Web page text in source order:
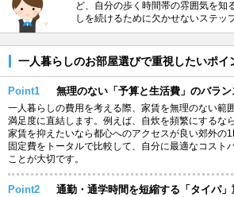
ど、自分の歩く時間帯の雰囲気を知
しを続けるために欠かせないステッ
一人暮らしのお部屋選びで重視したいポイ
Point1 無理のない「予算と生活費」のバラン
一人暮らしの費用を考える際、家賃を無理のない範
満足度に直結します。例えば、自炊を頻繁にするな
家賃を抑えたいなら都心へのアクセスが良い郊外の
固定費をトータルで比較して、自分に最適なコスト
ことが大切です。
Point2 通勤・通学時間を短縮する「タイパ